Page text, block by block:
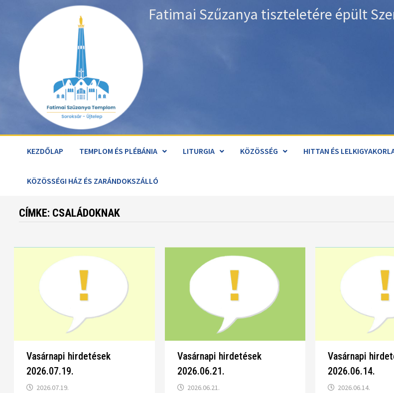
Fatimai Szűzanya tiszteletére épült
KEZDŐLAP TEMPLOM ÉS PLÉBÁNIA LITURGIA KÖZÖSSÉG HITTAN ÉS
KÖZÖSSÉGI HÁZ ÉS ZARÁNDOKSZÁLLÓ
CÍMKE: CSALÁDOKNAK
Vasárnapi hirdetések
2026.07.19.
2026.07.19.
Vasárnapi hirdetések
2026.06.21.
2026.06.21.
Vasárnapi
2026.06.14.
2026.06.14.